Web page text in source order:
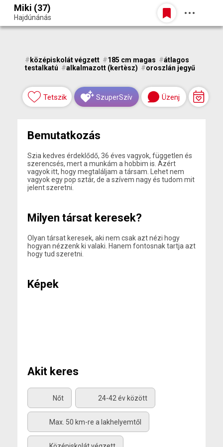
Egy jó randiból bármi lehet.
Belépés
Miki (37)
Hajdúnánás
# középiskolát végzett #185 cm magas #átlagos
testalkatú #alkalmazott (kertèsz) #oroszlán jegyű
Tetszik SzuperSzív Üzenj
Bemutatkozás
Szia kedves érdeklődő, 36 éves vagyok, független és
szerencsés, mert a munkám a hobbim is. Azért
vagyok itt, hogy megtaláljam a társam. Lehet nem
vagyok egy pop sztár, de a szívem nagy és tudom mit
jelent szeretni.
Milyen társat keresek?
Olyan társat keresek, aki nem csak azt nézi hogy
hogyan nézzenk ki valaki. Hanem fontosnak tartja azt
hogy tud szeretni.
Képek
Akit keres
Nőt 24-42 év között
Max. 50 km-re a lakhelyemtől